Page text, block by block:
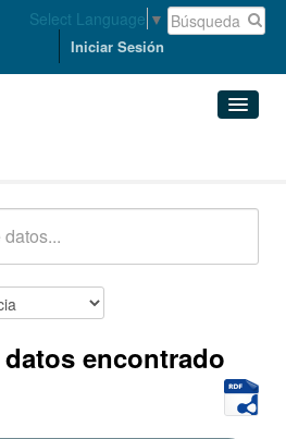
Select Language ▼
Iniciar Sesión
encontrado